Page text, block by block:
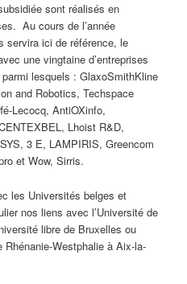
sont réalisés en
Au cours de l’année
servira ici de référence, le
une vingtaine d’entreprises
lesquels : GlaxoSmithKline
and Robotics, Techspace
Lecocq, AntiOXinfo,
Lhoist R&D,
3 E, LAMPIRIS, Greencom
et Wow, Sirris.
les Universités belges et
nos liens avec l’Université de
libre de Bruxelles ou
Rhénanie-Westphalie à Aix-la-